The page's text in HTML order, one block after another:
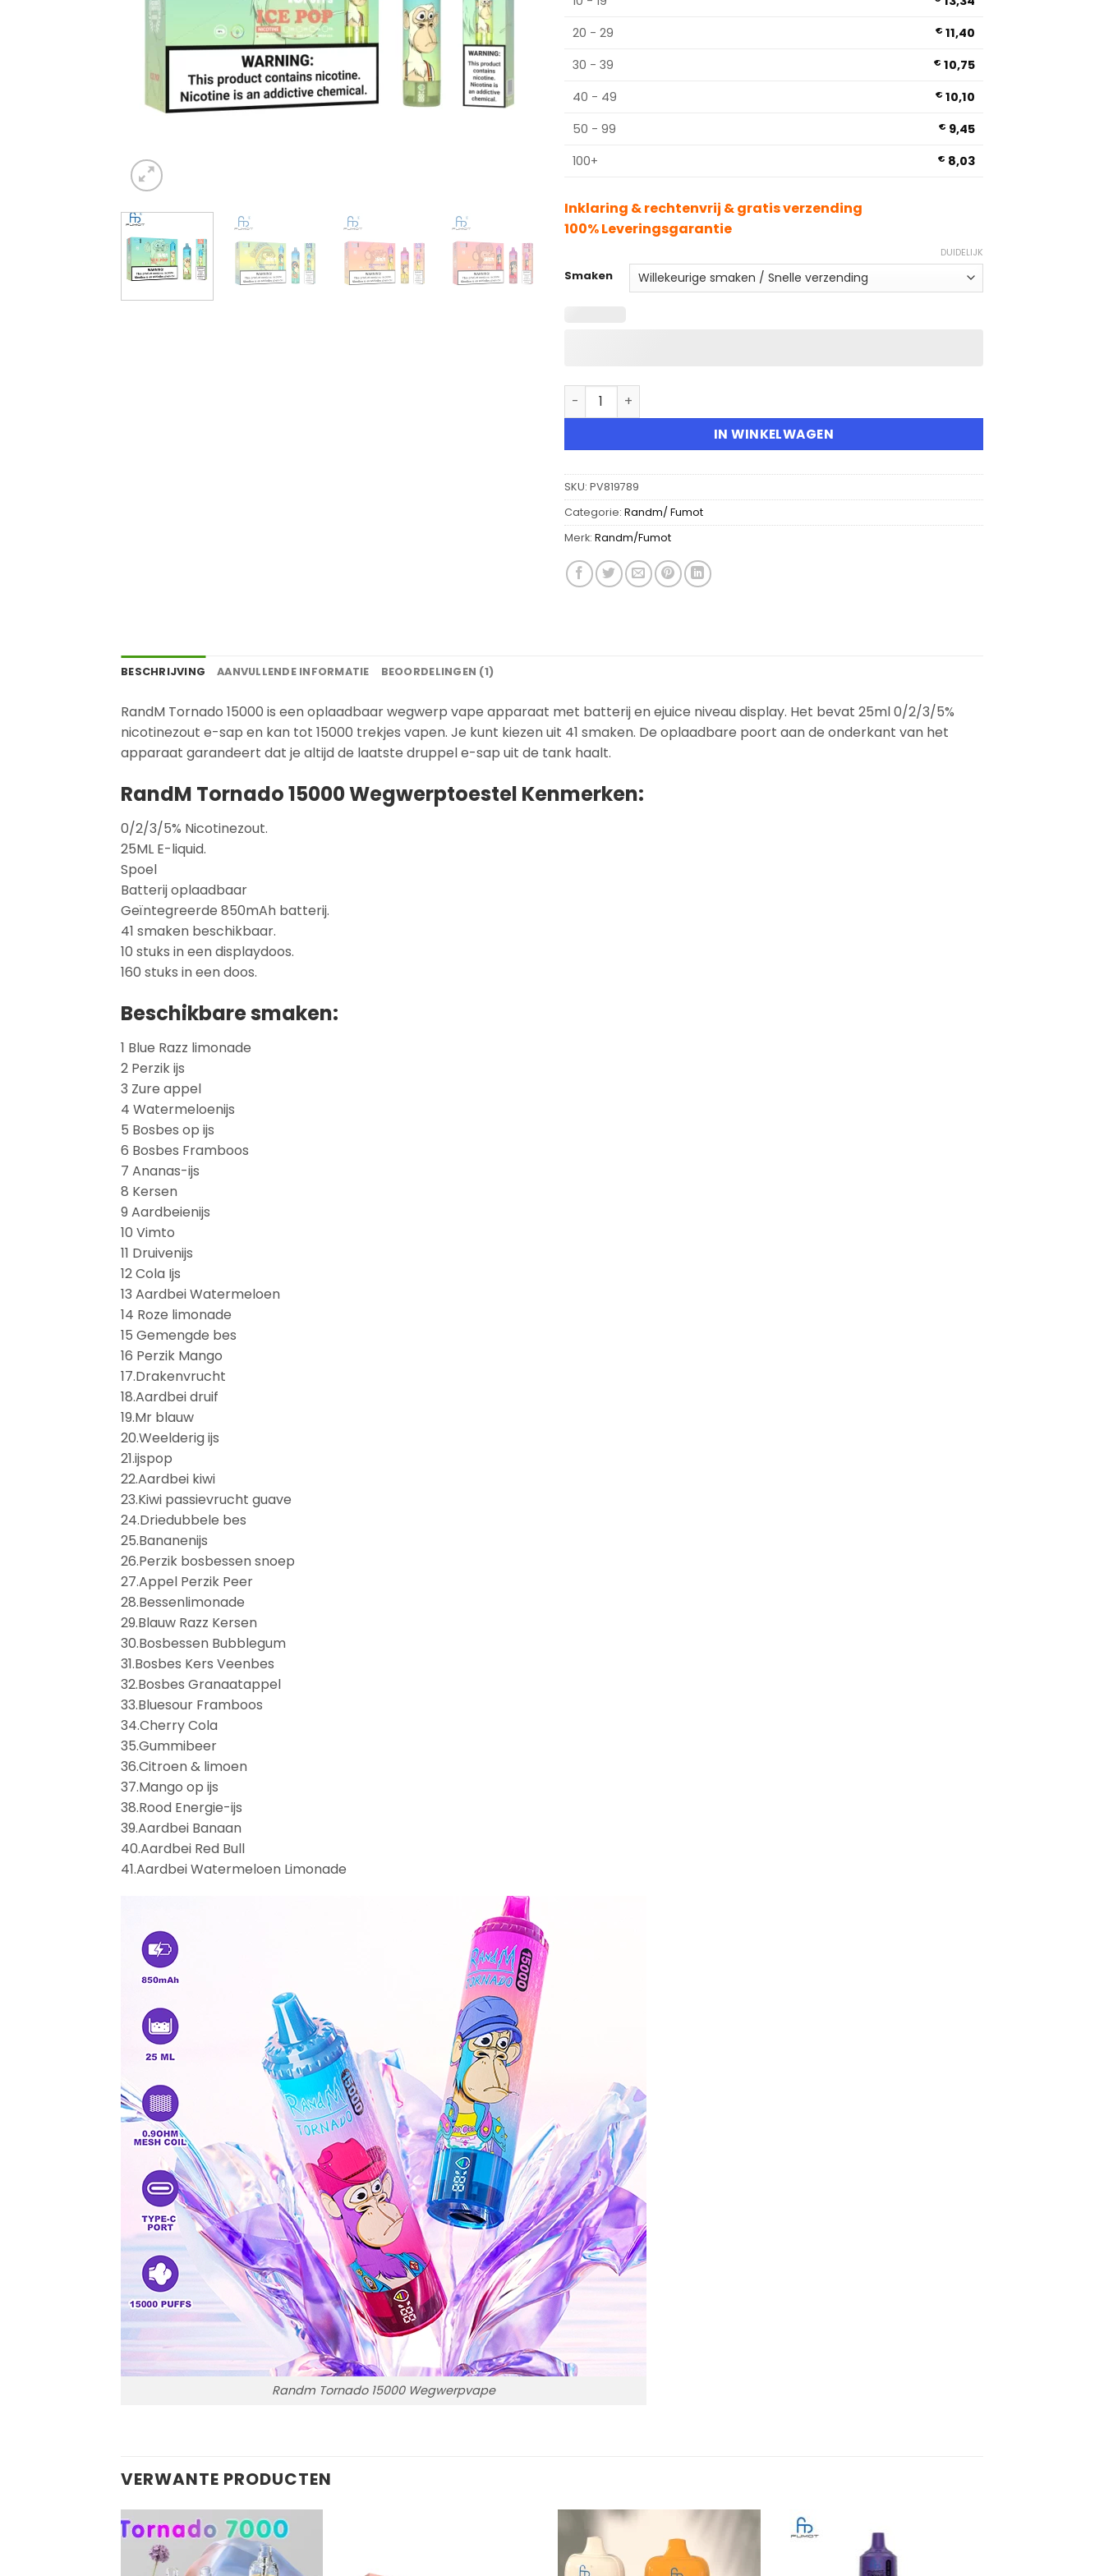
20 - 29
€ 11,40
30 - 39
€ 10,75
40 - 49
€ 10,10
50 - 99
€ 9,45
100+
€ 8,03
Inklaring & rechtenvrij & gratis verzending
100% Leveringsgarantie
Smaken
DUIDELIJK
Randm Tornado 15000 Disposable Vape hoeveelheid
IN WINKELWAGEN
SKU: PV819789
Categorie: Randm/ Fumot
Merk: Randm/Fumot
BESCHRIJVING AANVULLENDE INFORMATIE BEOORDELINGEN (1)
RandM Tornado 15000 is een oplaadbaar wegwerp vape apparaat met batterij en ejuice niveau display. Het bevat 25ml 0/2/3/5%
nicotinezout e-sap en kan tot 15000 trekjes vapen. Je kunt kiezen uit 41 smaken. De oplaadbare poort aan de onderkant van het
apparaat garandeert dat je altijd de laatste druppel e-sap uit de tank haalt.
RandM Tornado 15000 Wegwerptoestel Kenmerken:
0/2/3/5% Nicotinezout.
25ML E-liquid.
Spoel
Batterij oplaadbaar
Geïntegreerde 850mAh batterij.
41 smaken beschikbaar.
10 stuks in een displaydoos.
160 stuks in een doos.
Beschikbare smaken:
1 Blue Razz limonade
2 Perzik ijs
3 Zure appel
4 Watermeloenijs
5 Bosbes op ijs
6 Bosbes Framboos
7 Ananas-ijs
8 Kersen
9 Aardbeienijs
10 Vimto
11 Druivenijs
12 Cola Ijs
13 Aardbei Watermeloen
14 Roze limonade
15 Gemengde bes
16 Perzik Mango
17.Drakenvrucht
18.Aardbei druif
19.Mr blauw
20.Weelderig ijs
21.ijspop
22.Aardbei kiwi
23.Kiwi passievrucht guave
24.Driedubbele bes
25.Bananenijs
26.Perzik bosbessen snoep
27.Appel Perzik Peer
28.Bessenlimonade
29.Blauw Razz Kersen
30.Bosbessen Bubblegum
31.Bosbes Kers Veenbes
32.Bosbes Granaatappel
33.Bluesour Framboos
34.Cherry Cola
35.Gummibeer
36.Citroen & limoen
37.Mango op ijs
38.Rood Energie-ijs
39.Aardbei Banaan
40.Aardbei Red Bull
41.Aardbei Watermeloen Limonade
Randm Tornado 15000 Wegwerpvape
VERWANTE PRODUCTEN